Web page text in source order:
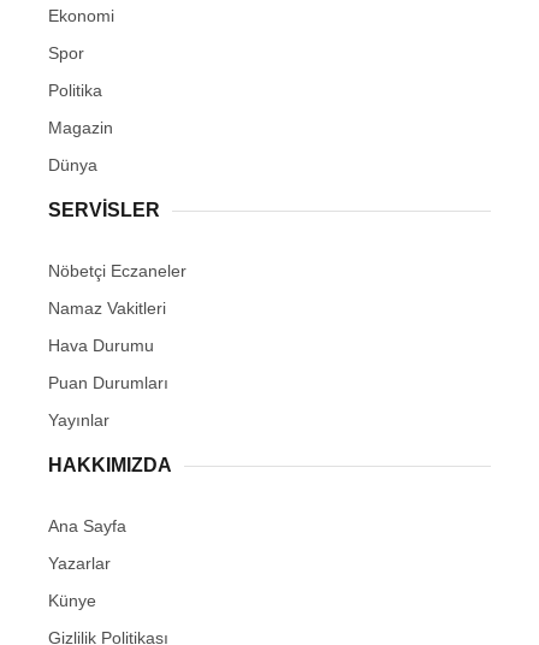
Ekonomi
Spor
Politika
Magazin
Dünya
SERVİSLER
Nöbetçi Eczaneler
Namaz Vakitleri
Hava Durumu
Puan Durumları
Yayınlar
HAKKIMIZDA
Ana Sayfa
Yazarlar
Künye
Gizlilik Politikası